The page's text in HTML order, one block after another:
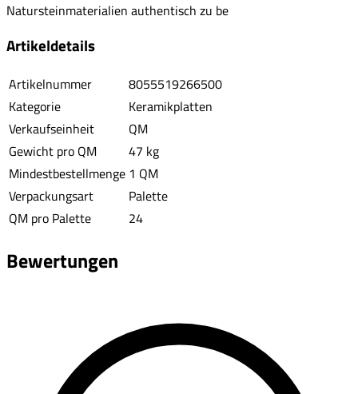
Natursteinmaterialien authentisch zu be
Artikeldetails
Artikelnummer
8055519266500
Kategorie
Keramikplatten
Verkaufseinheit
QM
Gewicht pro QM
47 kg
Mindestbestellmenge 1 QM
Verpackungsart
Palette
QM pro Palette
24
Bewertungen